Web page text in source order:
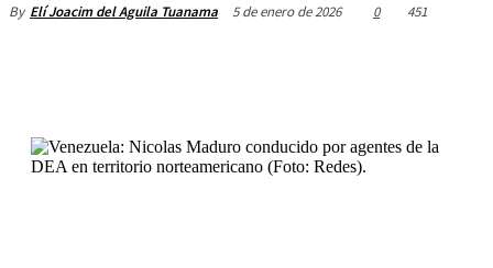
By Elí Joacim del Aguila Tuanama 5 de enero de 2026 0 451